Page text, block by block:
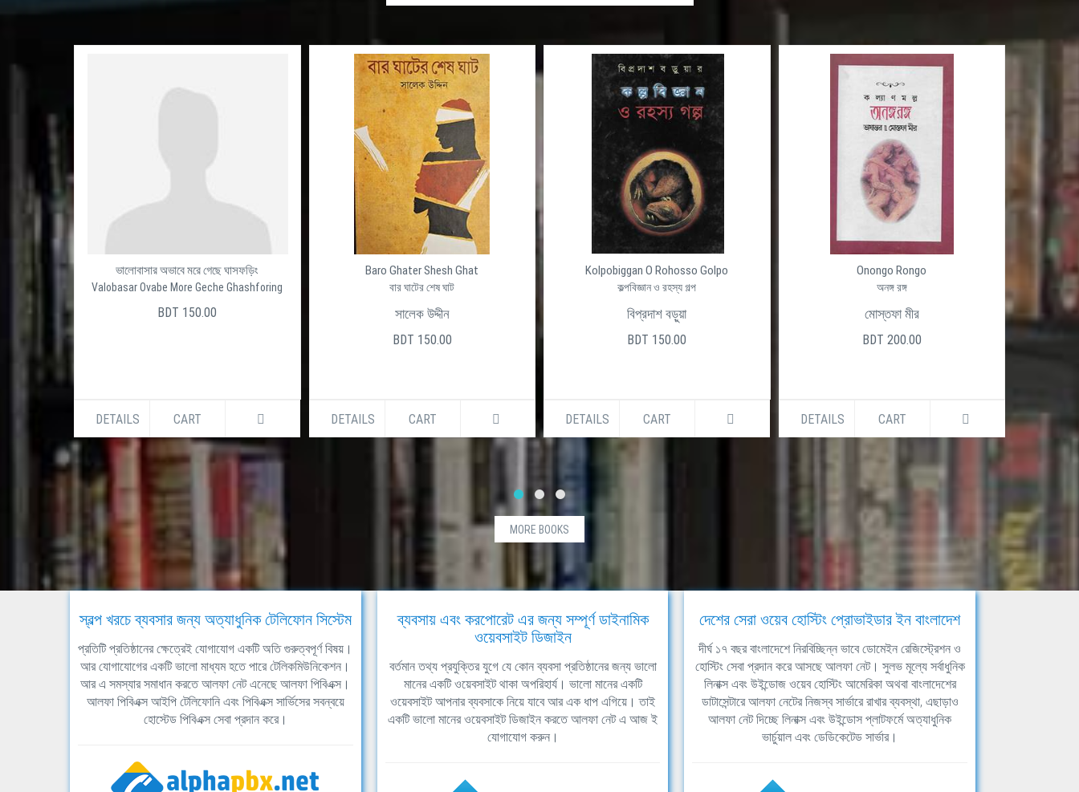
ভালোবাসার অভাবে মরে গেছে ঘাসফড়িং
Valobasar Ovabe More Geche Ghashforing
BDT 150.00
DETAILS CART
Baro Ghater Shesh Ghat
বার ঘাটের শেষ ঘাট
সালেক উদ্দীন
BDT 150.00
DETAILS CART
Kolpobiggan O Rohosso Golpo
কল্পবিজ্ঞান ও রহস্য গল্প
বিপ্রদাশ বড়ুয়া
BDT 150.00
DETAILS CART
Onongo Rongo
অনঙ্গ রঙ্গ
মোস্তফা মীর
BDT 200.00
DETAILS CART
MORE BOOKS
স্বল্প খরচে ব্যবসার জন্য অত্যাধুনিক টেলিফোন সিস্টেম
প্রতিটি প্রতিষ্ঠানের ক্ষেত্রেই যোগাযোগ একটি অতি গুরুত্বপূর্ণ বিষয়।
আর যোগাযোগের একটি ভালো মাধ্যম হতে পারে টেলিকমিউনিকেশন।
আর এ সমস্যার সমাধান করতে আলফা নেট এনেছে আলফা পিবিএক্স।
আলফা পিবিএক্স আইপি টেলিফোনি এবং পিবিএক্স সার্ভিসের সবন্বয়ে
হোস্টেড পিবিএক্স সেবা প্রদান করে।
ব্যবসায় এবং করপোরেট এর জন্য সম্পূর্ণ ডাইনামিক
ওয়েবসাইট ডিজাইন
বর্তমান তথ্য প্রযুক্তির যুগে যে কোন ব্যবসা প্রতিষ্ঠানের জন্য ভালো
মানের একটি ওয়েবসাইট থাকা অপরিহার্য। ভালো মানের একটি
ওয়েবসাইট আপনার ব্যবসাকে নিয়ে যাবে আর এক ধাপ এগিয়ে। তাই
একটি ভালো মানের ওয়েবসাইট ডিজাইন করতে আলফা নেট এ আজ ই
যোগাযোগ করুন।
দেশের সেরা ওয়েব হোস্টিং প্রোভাইডার ইন বাংলাদেশ
দীর্ঘ ১৭ বছর বাংলাদেশে নিরবিচ্ছিন্ন ভাবে ডোমেইন রেজিস্ট্রেশন ও
হোস্টিং সেবা প্রদান করে আসছে আলফা নেট। সুলভ মূল্যে সর্বাধুনিক
লিনাক্স এবং উইন্ডোজ ওয়েব হোস্টিং আমেরিকা অথবা বাংলাদেশের
ডাটাসেন্টারে আলফা নেটের নিজস্ব সার্ভারে রাখার ব্যবস্থা, এছাড়াও
আলফা নেট দিচ্ছে লিনাক্স এবং উইন্ডোস প্লাটফর্মে অত্যাধুনিক
ভার্চুয়াল এবং ডেডিকেটেড সার্ভার।